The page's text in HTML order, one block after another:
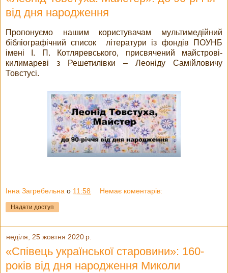
від дня народження
Пропонуємо нашим користувачам мультимедійний
бібліографічний список літератури із фондів ПОУНБ
імені І. П. Котляревського, присвячений майстрові-
килимареві з Решетилівки – Леоніду Самійловичу
Товстусі.
Інна Загребельна о 11:58 Немає коментарів:
Надати доступ
неділя, 25 жовтня 2020 р.
«Співець української старовини»: 160-
років від дня народження Миколи